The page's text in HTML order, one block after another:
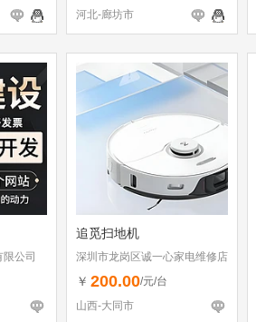
河北-廊坊市
公司
追觅扫地机
深圳市龙岗区诚一心家电维修店
（个体工商户）
￥ 200.00/元/台
山西-大同市